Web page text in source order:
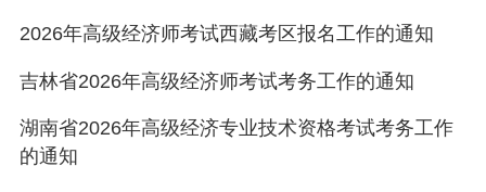
知识产权领域中级职称，可作为报考知识产权专
业高级经济考试的条件。
2026年高级经济师考试西藏考区报名工作的通知
吉林省2026年高级经济师考试考务工作的通知
湖南省2026年高级经济专业技术资格考试考务工作
的通知